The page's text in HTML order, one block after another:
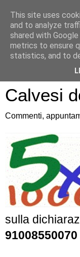
Calvesi
Commenti,
sulla
91008550070
This site uses
and to analyze
shared with
metrics to ensure
statistics, and to